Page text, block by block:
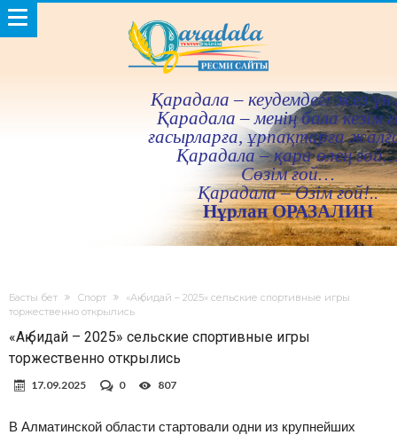
Қарадала – кеудемдегi жез үн
Қарадала – менiң бала кезiм
ғасырларға, ұрпақтарға
Қарадала – қара өлең
Сөзiм ғой…
Қарадала – Өзiм ғой!..
Нұрлан ОРАЗАЛИН
Басты бет Спорт
«Ақ бидай – 2025» сельские спортивные игры
торжественно открылись
«Ақ бидай – 2025» сельские спортивные игры
торжественно открылись
17.09.2025 0 807
В Алматинской области стартовали одни из крупнейших